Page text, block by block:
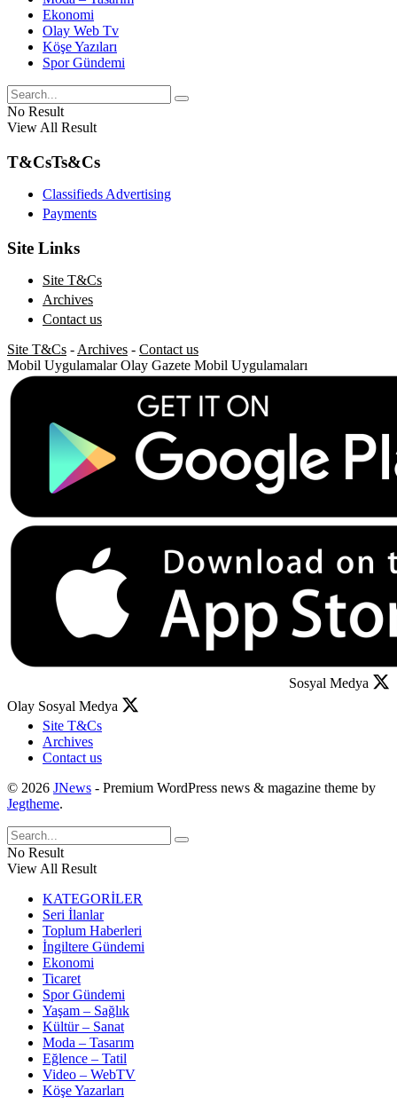
Ekonomi
Olay Web Tv
Köşe Yazıları
Spor Gündemi
No Result
View All Result
T&CsTs&Cs
Classifieds Advertising
Payments
Site Links
Site T&Cs
Archives
Contact us
Site T&Cs - Archives - Contact us
Mobil Uygulamalar Olay Gazete Mobil Uygulamaları
Sosyal Medya
Olay Sosyal Medya
Site T&Cs
Archives
Contact us
© 2026 JNews - Premium WordPress news & magazine theme by
Jegtheme.
No Result
View All Result
KATEGORİLER
Seri İlanlar
Toplum Haberleri
İngiltere Gündemi
Ekonomi
Ticaret
Spor Gündemi
Yaşam – Sağlık
Kültür – Sanat
Moda – Tasarım
Eğlence – Tatil
Video – WebTV
Köşe Yazarları